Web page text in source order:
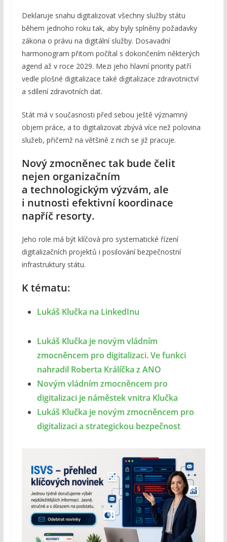
Deklaruje snahu digitalizovat všechny služby státu
během jednoho roku tak, aby byly splněny požadavky
zákona o právu na digitální služby. Dosavadní
harmonogram přitom počítal s dokončením některých
agend až v roce 2029. Mezi jeho hlavní priority patří
vedle plošné digitalizace také digitalizace zdravotnictví
a sdílení zdravotních dat.
Stát má v současnosti před sebou ještě významný
objem práce, a to digitalizovat zbývá více než polovina
služeb, přičemž na většině z nich se již pracuje.
Nový zmocněnec tak bude čelit
nejen organizačním
a technologickým výzvám, ale
i nutnosti efektivní koordinace
napříč resorty.
Jeho role má být klíčová pro systematické řízení
digitalizačních projektů i posilování bezpečnostní
infrastruktury státu.
K tématu:
Lukáš Klučka na LinkedInu
Lukáš Klučka je novým vládním
zmocněncem pro digitalizaci. Ve funkci
nahradil Roberta Králíčka z ANO
Novým vládním zmocněncem pro
digitalizaci je náměstek vnitra Klučka
Lukáš Klučka je novým zmocněncem pro
digitalizaci a strategickou bezpečnost